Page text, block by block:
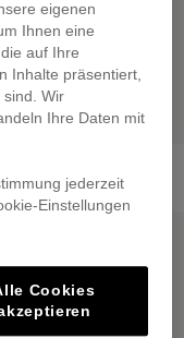
55,00
eigenen
Ihnen eine
auf Ihre
Inhalte präsentiert,
sind. Wir
Ihre Daten mit
jederzeit
Einstellungen
Cookies